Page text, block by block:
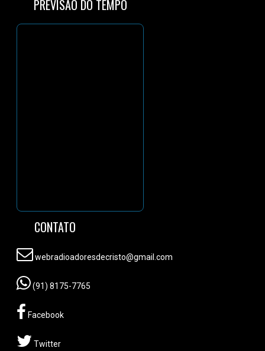
PREVISÃO DO TEMPO
CONTATO
webradioadoresdecristo@gmail.com
(91) 8175-7765
Facebook
Twitter